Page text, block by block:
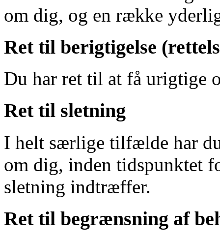
om dig, og en række
Ret til berigtigelse
Du har ret til at få urigtige
Ret til sletning
I helt særlige tilfælde har
om dig, inden tidspunktet
sletning indtræffer.
Ret til begrænsning af